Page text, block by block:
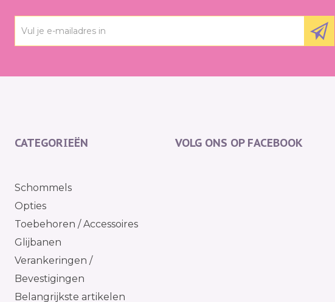
CATEGORIEËN
Schommels
Opties
Toebehoren / Accessoires
Glijbanen
Verankeringen /
Bevestigingen
Belangrijkste artikelen
VOLG ONS OP FACEBOOK